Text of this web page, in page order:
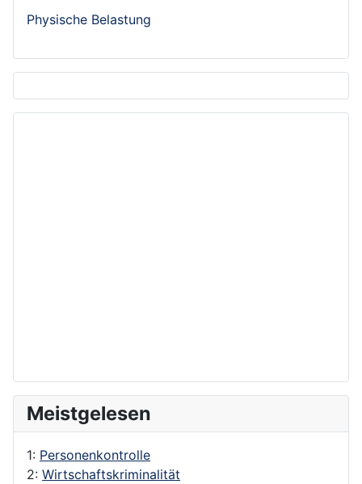
Physische Belastung
Meistgelesen
1: Personenkontrolle
2: Wirtschaftskriminalität